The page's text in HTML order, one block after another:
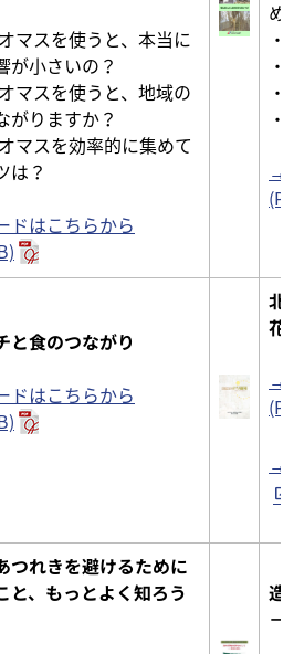
マスを使うと、本当に
が小さいの？
マスを使うと、地域の
がりますか？
マスを効率的に集めて
は？
ドはこちらから
め
→
と食のつながり
ドはこちらから
北
花
→
→
つれきを避けるために
と、もっとよく知ろう
造
－